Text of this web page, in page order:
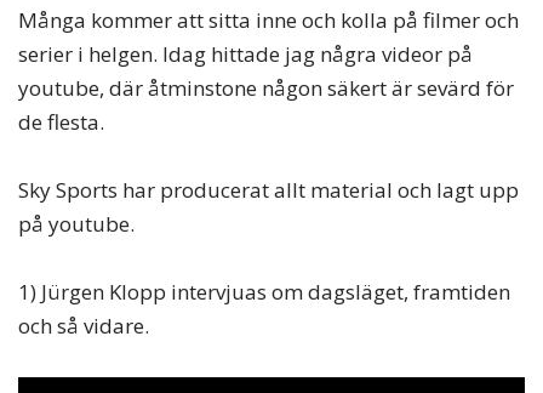
Många kommer att sitta inne och kolla på filmer och
serier i helgen. Idag hittade jag några videor på
youtube, där åtminstone någon säkert är sevärd för
de flesta.
Sky Sports har producerat allt material och lagt upp
på youtube.
1) Jürgen Klopp intervjuas om dagsläget, framtiden
och så vidare.